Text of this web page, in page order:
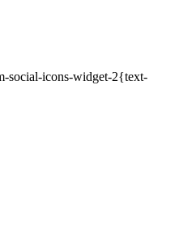
social-icons-widget-2{text-